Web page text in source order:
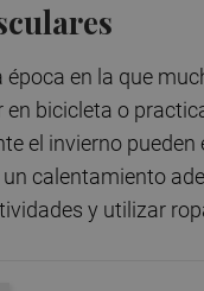
época en la que
bicicleta o
el invierno
calentamiento
y utilizar